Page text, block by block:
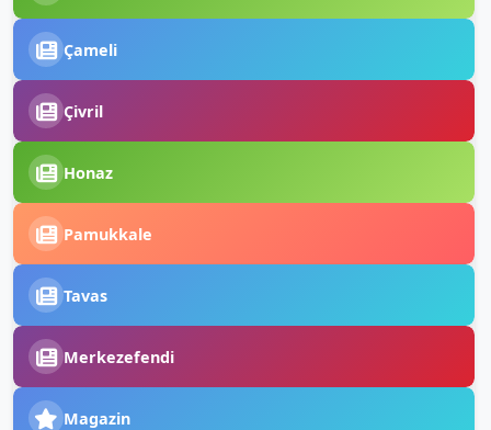
Çameli
Çivril
Honaz
Pamukkale
Tavas
Merkezefendi
Magazin